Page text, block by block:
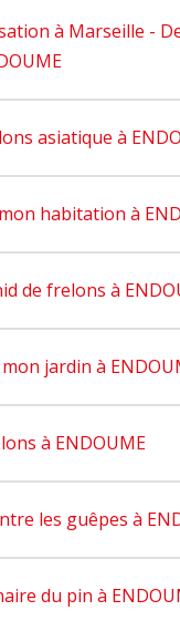
à Marseille -
asiatique à
habitation à
de frelons à
jardin à
à ENDOUME
les guêpes à
du pin à